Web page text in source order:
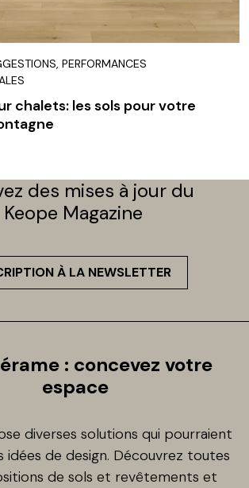
PERFORMANCES
chalets: les sols pour votre
des mises à jour du
Keope Magazine
À LA NEWSLETTER
: concevez votre
espace
diverses solutions qui pourraient
idées de design. Découvrez toutes
de sols et revêtements et